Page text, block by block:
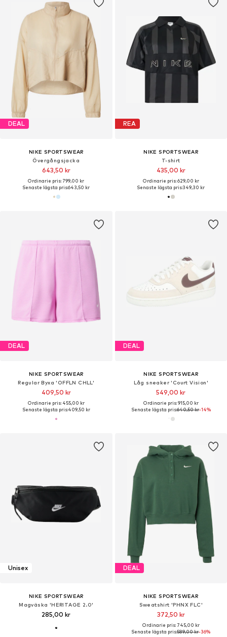
DEAL
NIKE SPORTSWEAR
Övergångsjacka
643,50 kr
Ordinarie pris: 799,00 kr
Senaste lägsta pris:643,50 kr
REA
NIKE SPORTSWEAR
T-shirt
435,00 kr
Ordinarie pris: 629,00 kr
Senaste lägsta pris:349,30 kr
DEAL
NIKE SPORTSWEAR
Regular Byxa 'OFFLN CHLL'
409,50 kr
Ordinarie pris: 455,00 kr
Senaste lägsta pris:409,50 kr
DEAL
NIKE SPORTSWEAR
Låg sneaker 'Court Vision'
549,00 kr
Ordinarie pris: 915,00 kr
Senaste lägsta pris:640,50 kr-14%
Unisex
NIKE SPORTSWEAR
Magväska 'HERITAGE 2.0'
285,00 kr
DEAL
NIKE SPORTSWEAR
Sweatshirt 'PHNX FLC'
372,50 kr
Ordinarie pris: 745,00 kr
Senaste lägsta pris:589,00 kr-36%